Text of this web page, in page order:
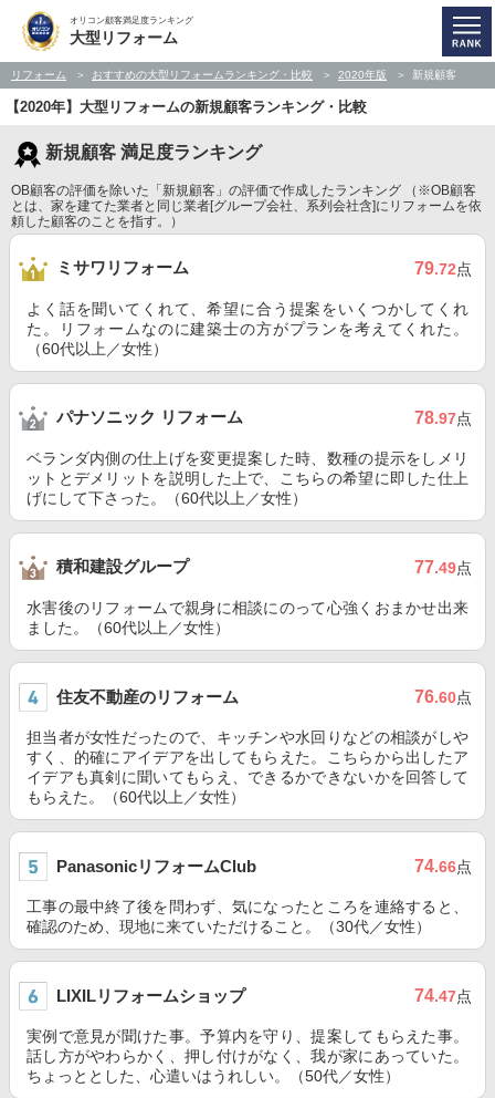
オリコン顧客満足度ランキング
大型リフォーム
リフォーム おすすめの大型リフォームランキング・比較 2020年版 新規顧客
【2020年】大型リフォームの新規顧客ランキング・比較
新規顧客 満足度ランキング
OB顧客の評価を除いた「新規顧客」の評価で作成したランキング （※OB顧客
とは、家を建てた業者と同じ業者[グループ会社、系列会社含]にリフォームを依
頼した顧客のことを指す。）
ミサワリフォーム 79.72点
よく話を聞いてくれて、希望に合う提案をいくつかしてくれ
た。リフォームなのに建築士の方がプランを考えてくれた。
（60代以上／女性）
パナソニック リフォーム 78.97点
ベランダ内側の仕上げを変更提案した時、数種の提示をしメリ
ットとデメリットを説明した上で、こちらの希望に即した仕上
げにして下さった。（60代以上／女性）
積和建設グループ 77.49点
水害後のリフォームで親身に相談にのって心強くおまかせ出来
ました。（60代以上／女性）
住友不動産のリフォーム 76.60点
担当者が女性だったので、キッチンや水回りなどの相談がしや
すく、的確にアイデアを出してもらえた。こちらから出したア
イデアも真剣に聞いてもらえ、できるかできないかを回答して
もらえた。（60代以上／女性）
PanasonicリフォームClub 74.66点
工事の最中終了後を問わず、気になったところを連絡すると、
確認のため、現地に来ていただけること。（30代／女性）
LIXILリフォームショップ 74.47点
実例で意見が聞けた事。予算内を守り、提案してもらえた事。
話し方がやわらかく、押し付けがなく、我が家にあっていた。
ちょっととした、心遣いはうれしい。（50代／女性）